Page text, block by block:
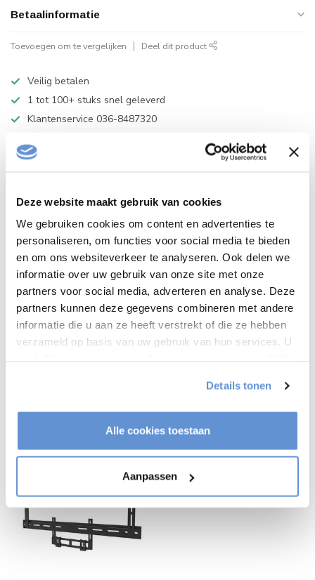
Deze website maakt gebruik van cookies
We gebruiken cookies om content en advertenties te
personaliseren, om functies voor social media te bieden
en om ons websiteverkeer te analyseren. Ook delen we
informatie over uw gebruik van onze site met onze
partners voor social media, adverteren en analyse. Deze
partners kunnen deze gegevens combineren met andere
informatie die u aan ze heeft verstrekt of die ze hebben
verzameld op basis van uw gebruik van hun services. U
Details tonen
Alle cookies toestaan
Aanpassen
Betaalinformatie
Toevoegen om te vergelijken Deel dit product
Veilig betalen
1 tot 100+ stuks snel geleverd
Klantenservice 036-8487320
Productomschrijving
Product info
Heeft u een vraag over dit product?
Of heeft u hulp nodig bij het bestellen? Neem contact op
met onze klantenservice info@tvvloerstandaardshop.nl
Recent bekeken